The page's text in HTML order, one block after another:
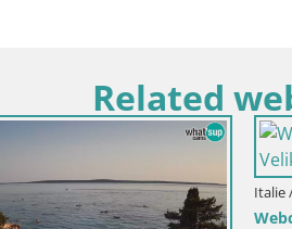
Related
Italie / Sicile / Trapani
Webcam Isole dello